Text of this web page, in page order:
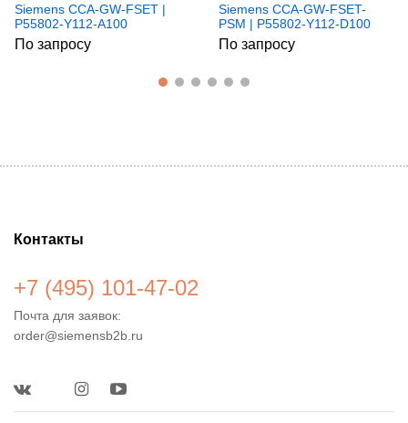
Siemens CCA-GW-FSET |
P55802-Y112-A100
По запросу
Siemens CCA-GW-FSET-
PSM | P55802-Y112-D100
По запросу
Контакты
+7 (495) 101-47-02
Почта для заявок:
order@siemensb2b.ru